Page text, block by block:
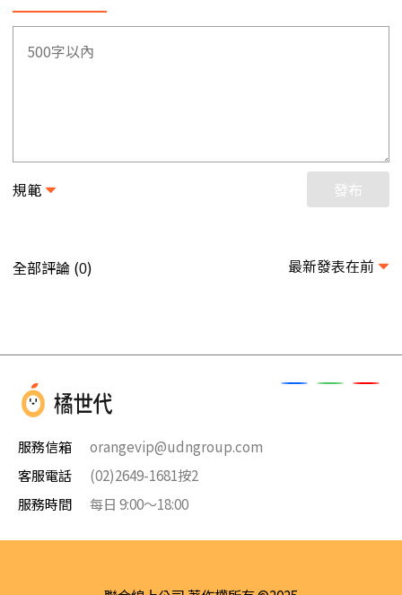
規範 發布
全部評論 (0) 最新發表在前
服務信箱
orangevip@udngroup.com
客服電話
(02)2649-1681按2
服務時間
每日 9:00～18:00